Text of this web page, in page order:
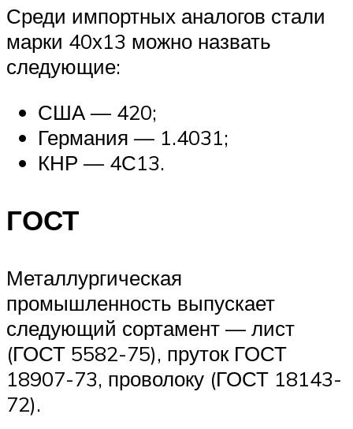
Среди импортных аналогов стали
марки 40х13 можно назвать
следующие:
США — 420;
Германия — 1.4031;
КНР — 4С13.
ГОСТ
Металлургическая
промышленность выпускает
следующий сортамент — лист
(ГОСТ 5582-75), пруток ГОСТ
18907-73, проволоку (ГОСТ 18143-
72).